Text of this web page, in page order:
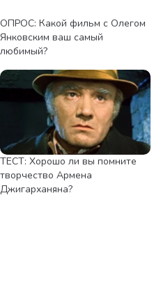
ОПРОС: Какой фильм с Олегом
Янковским ваш самый
любимый?
ТЕСТ: Хорошо ли вы помните
творчество Армена
Джигарханяна?